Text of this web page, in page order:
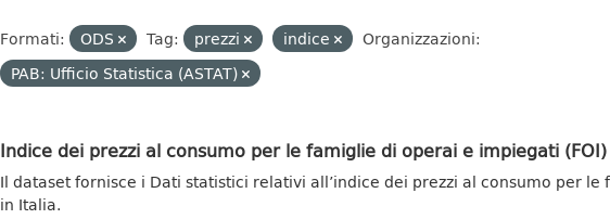
Formati: ODS Tag: prezzi indice
Organizzazioni:
PAB: Ufficio Statistica (ASTAT)
Indice dei prezzi al consumo per le famiglie di operai e impiegati (FOI)
Il dataset fornisce i Dati statistici relativi all’indice dei prezzi al consumo per
in Italia.